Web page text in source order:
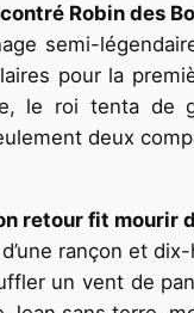
Robin des
semi-
pour la
le roi tenta de
deux
retour fit mourir
rançon et
un vent de